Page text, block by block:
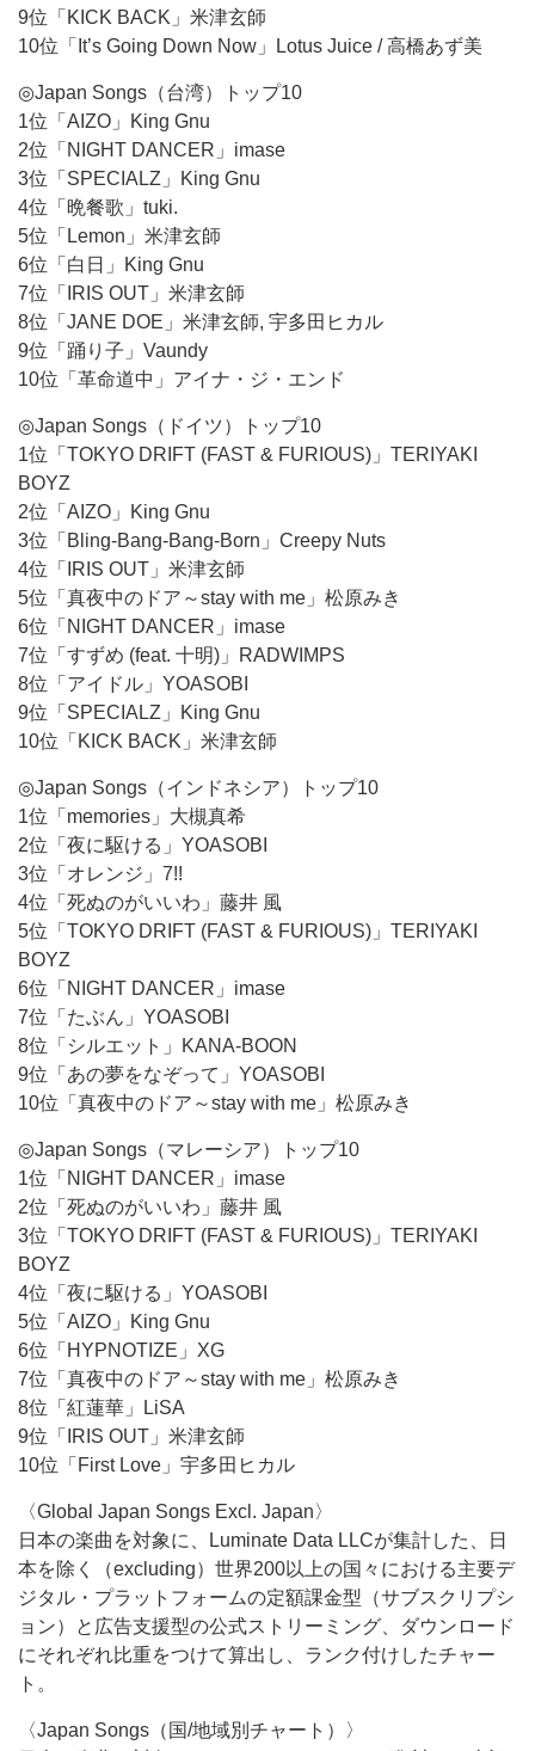
9位「KICK BACK」米津玄師
10位「It’s Going Down Now」Lotus Juice / 高橋あず美
◎Japan Songs（台湾）トップ10
1位「AIZO」King Gnu
2位「NIGHT DANCER」imase
3位「SPECIALZ」King Gnu
4位「晩餐歌」tuki.
5位「Lemon」米津玄師
6位「白日」King Gnu
7位「IRIS OUT」米津玄師
8位「JANE DOE」米津玄師, 宇多田ヒカル
9位「踊り子」Vaundy
10位「革命道中」アイナ・ジ・エンド
◎Japan Songs（ドイツ）トップ10
1位「TOKYO DRIFT (FAST & FURIOUS)」TERIYAKI
BOYZ
2位「AIZO」King Gnu
3位「Bling-Bang-Bang-Born」Creepy Nuts
4位「IRIS OUT」米津玄師
5位「真夜中のドア～stay with me」松原みき
6位「NIGHT DANCER」imase
7位「すずめ (feat. 十明)」RADWIMPS
8位「アイドル」YOASOBI
9位「SPECIALZ」King Gnu
10位「KICK BACK」米津玄師
◎Japan Songs（インドネシア）トップ10
1位「memories」大槻真希
2位「夜に駆ける」YOASOBI
3位「オレンジ」7!!
4位「死ぬのがいいわ」藤井 風
5位「TOKYO DRIFT (FAST & FURIOUS)」TERIYAKI
BOYZ
6位「NIGHT DANCER」imase
7位「たぶん」YOASOBI
8位「シルエット」KANA-BOON
9位「あの夢をなぞって」YOASOBI
10位「真夜中のドア～stay with me」松原みき
◎Japan Songs（マレーシア）トップ10
1位「NIGHT DANCER」imase
2位「死ぬのがいいわ」藤井 風
3位「TOKYO DRIFT (FAST & FURIOUS)」TERIYAKI
BOYZ
4位「夜に駆ける」YOASOBI
5位「AIZO」King Gnu
6位「HYPNOTIZE」XG
7位「真夜中のドア～stay with me」松原みき
8位「紅蓮華」LiSA
9位「IRIS OUT」米津玄師
10位「First Love」宇多田ヒカル
〈Global Japan Songs Excl. Japan〉
日本の楽曲を対象に、Luminate Data LLCが集計した、日
本を除く（excluding）世界200以上の国々における主要デ
ジタル・プラットフォームの定額課金型（サブスクリプシ
ョン）と広告支援型の公式ストリーミング、ダウンロード
にそれぞれ比重をつけて算出し、ランク付けしたチャー
ト。
〈Japan Songs（国/地域別チャート）〉